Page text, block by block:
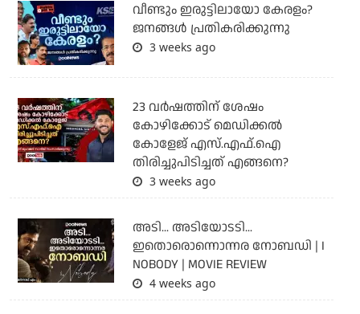
വീണ്ടും ഇരുട്ടിലായോ കേരളം?
ജനങ്ങൾ പ്രതികരിക്കുന്നു
3 weeks ago
23 വർഷത്തിന് ശേഷം
കോഴിക്കോട് മെഡിക്കൽ
കോളേജ് എസ്.എഫ്.ഐ
തിരിച്ചുപിടിച്ചത് എങ്ങനെ?
3 weeks ago
അടി... അടിയോടടി...
ഇതൊരൊന്നൊന്നര നോബഡി | I
NOBODY | MOVIE REVIEW
4 weeks ago